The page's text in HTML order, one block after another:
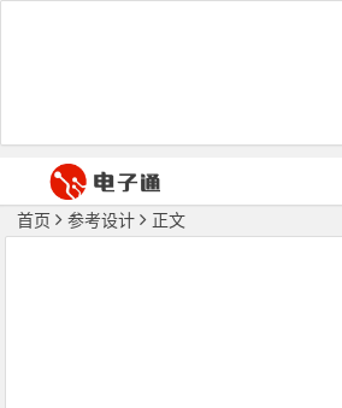
首页 参考设计 正文